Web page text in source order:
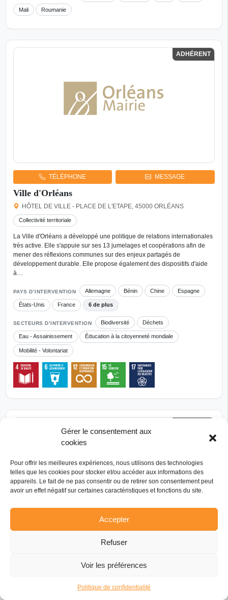
Gérer le consentement aux
cookies
Pour offrir les meilleures expériences, nous utilisons des technologies
telles que les cookies pour stocker et/ou accéder aux informations des
appareils. Le fait de ne pas consentir ou de retirer son consentement peut
avoir un effet négatif sur certaines caractéristiques et fonctions du site.
Accepter
Refuser
Voir les préférences
Politique de confidentialité
Mali Roumanie
ADHÉRENT
TÉLÉPHONE MESSAGE
Ville d'Orléans
HÔTEL DE VILLE - PLACE DE L'ETAPE, 45000 ORLÉANS
Collectivité territoriale
La Ville d'Orléans a développé une politique de relations internationales
très active. Elle s'appuie sur ses 13 jumelages et coopérations afin de
mener des réflexions communes sur des enjeux partagés de
développement durable. Elle propose également des dispositifs d'aide
à…
PAYS D’INTERVENTION Allemagne Bénin Chine Espagne
États-Unis France 6 de plus
SECTEURS D’INTERVENTION Biodiversité Déchets
Eau - Assainissement Éducation à la citoyenneté mondiale
Mobilité - Volontariat